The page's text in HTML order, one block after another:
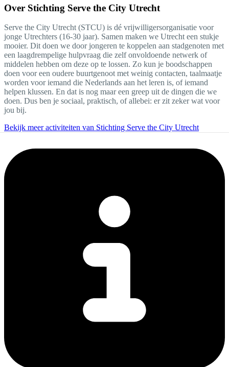
Over Stichting Serve the City Utrecht
Serve the City Utrecht (STCU) is dé vrijwilligersorganisatie voor
jonge Utrechters (16-30 jaar). Samen maken we Utrecht een stukje
mooier. Dit doen we door jongeren te koppelen aan stadgenoten met
een laagdrempelige hulpvraag die zelf onvoldoende netwerk of
middelen hebben om deze op te lossen. Zo kun je boodschappen
doen voor een oudere buurtgenoot met weinig contacten, taalmaatje
worden voor iemand die Nederlands aan het leren is, of iemand
helpen klussen. En dat is nog maar een greep uit de dingen die we
doen. Dus ben je sociaal, praktisch, of allebei: er zit zeker wat voor
jou bij.
Bekijk meer activiteiten van Stichting Serve the City Utrecht